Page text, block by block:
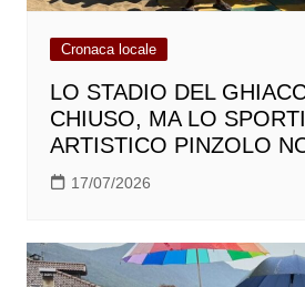
Cronaca locale
LO STADIO DEL
CHIUSO, MA LO
ARTISTICO PINZOLO
17/07/2026